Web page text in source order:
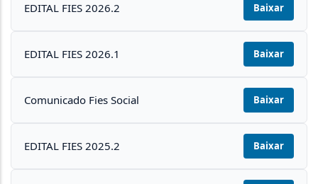
EDITAL FIES 2026.2 Baixar
EDITAL FIES 2026.1 Baixar
Comunicado Fies Social Baixar
EDITAL FIES 2025.2 Baixar